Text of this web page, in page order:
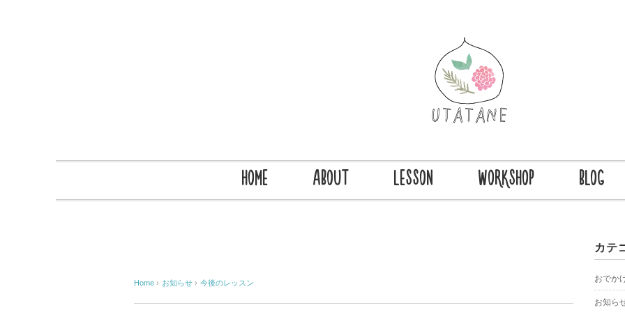
HOME ABOUT LESSON WORKSHOP BLOG
Home › お知らせ › 今後のレッスン
カテ
おでか
お知ら